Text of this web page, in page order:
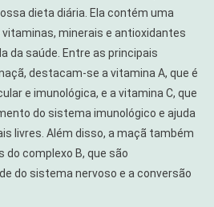
dieta diária. Ela contém uma
minerais e antioxidantes
da saúde. Entre as principais
destacam-se a vitamina A, que é
e imunológica, e a vitamina C, que
do sistema imunológico e ajuda
livres. Além disso, a maçã também
complexo B, que são
do sistema nervoso e a conversão